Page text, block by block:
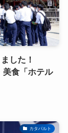
した！
美食「ホテル
カタパルト